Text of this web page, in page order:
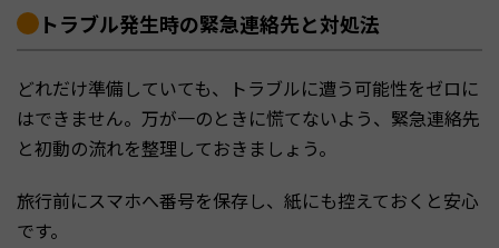
トラブル発生時の緊急連絡先と対処法
どれだけ準備していても、トラブルに遭う可能性をゼロに
はできません。万が一のときに慌てないよう、緊急連絡先
と初動の流れを整理しておきましょう。
旅行前にスマホへ番号を保存し、紙にも控えておくと安心
です。